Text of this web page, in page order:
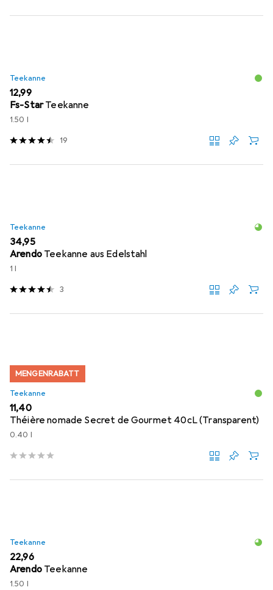
Teekanne
EUR
12,99
Fs-StarTeekanne
1.50 l
19
Teekanne
EUR
34,95
Arendo Teekanne aus Edelstahl
1 l
3
MENGENRABATT
Teekanne
EUR
11,40
Théière nomade Secret de Gourmet 40cL (Transparent)
0.40 l
Teekanne
EUR
22,96
Arendo Teekanne
1.50 l